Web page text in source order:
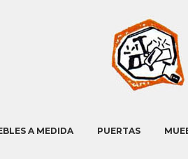
A MEDIDA PUERTAS